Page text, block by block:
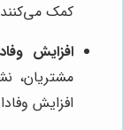
کمک
افزایش
مشتریان،
افزایش